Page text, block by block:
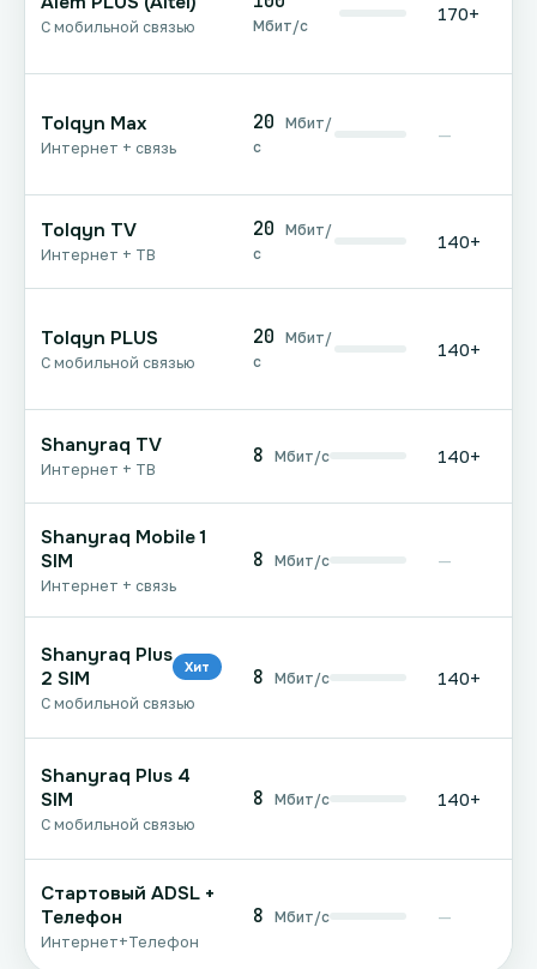
С мобильной связью Мбит/с
170+
Tolqyn Max
Интернет + связь
20
Мбит/
с
—
Tolqyn TV
Интернет + ТВ
20
Мбит/
с
140+
Tolqyn PLUS
С мобильной связью
20
Мбит/
с
140+
Shanyraq TV
Интернет + ТВ
8 Мбит/с 140+
Shanyraq Mobile 1
SIM
Интернет + связь
8 Мбит/с —
Shanyraq Plus
2 SIM
Хит
С мобильной связью
8 Мбит/с 140+
Shanyraq Plus 4
SIM
С мобильной связью
8 Мбит/с 140+
Стартовый ADSL +
Телефон
Интернет+Телефон
8 Мбит/с —